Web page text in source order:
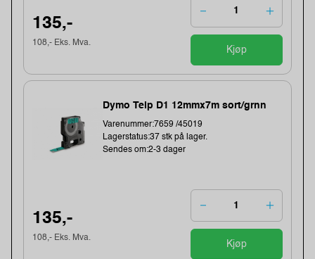
135,-
108,- Eks. Mva.
Kjøp
Dymo Teip D1 12mmx7m sort/grnn
Varenummer:7659 /45019
Lagerstatus:37 stk på lager.
Sendes om:2-3 dager
135,-
108,- Eks. Mva.
Kjøp